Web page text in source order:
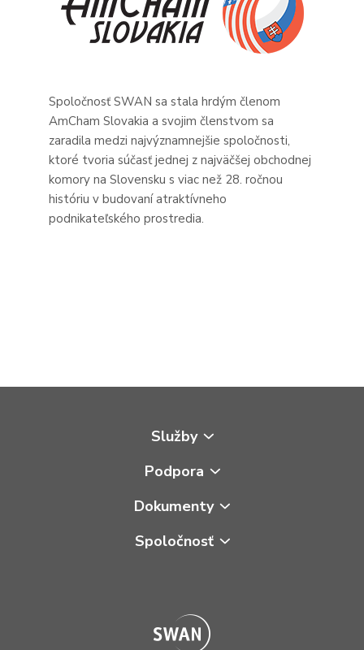
Spoločnosť SWAN sa stala hrdým členom
AmCham Slovakia a svojim členstvom sa
zaradila medzi najvýznamnejšie spoločnosti,
ktoré tvoria súčasť jednej z najväčšej obchodnej
komory na Slovensku s viac než 28. ročnou
históriu v budovaní atraktívneho
podnikateľského prostredia.
Služby
Podpora
Dokumenty
Spoločnosť